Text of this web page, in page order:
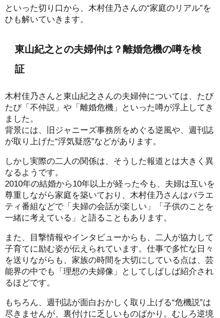
といった切り口から、木村佳乃さんの“家庭のリアル”を
ひも解いていきます。
東山紀之との夫婦仲は？離婚危機の噂を検
証
木村佳乃さんと東山紀之さんの夫婦仲については、たび
たび「不仲説」や「離婚危機」といった噂が浮上してき
ました。
背景には、旧ジャニーズ事務所をめぐる逆風や、週刊誌
が取り上げた“浮気疑惑”などがあります。
しかし実際の二人の関係は、そうした報道とは大きく異
なるようです。
2010年の結婚から10年以上が経った今も、夫婦は互いを
尊重しながら家庭を築いており、木村佳乃さんはバラエ
ティ番組などで「夫婦の会話が楽しい」「子供のことを
一緒に考えている」と語ることもあります。
また、目撃情報やインタビューからも、二人が協力して
子育てに励む姿が伝えられています。仕事で多忙な日々
を送りながらも、家族の時間を大切にしている点は、芸
能界の中でも「理想の夫婦像」としてしばしば紹介され
るほどです。
もちろん、週刊誌が面白おかしく取り上げる“危機説”は
尽きませんが、裏付けに乏しいものばかり。むしろ逆境